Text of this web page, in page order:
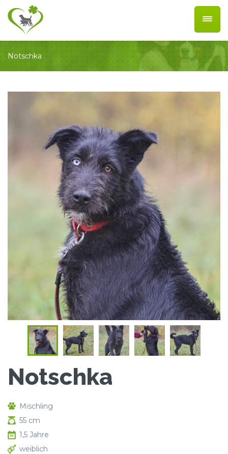
Notschka
Notschka
Mischling
55 cm
1,5 Jahre
weiblich